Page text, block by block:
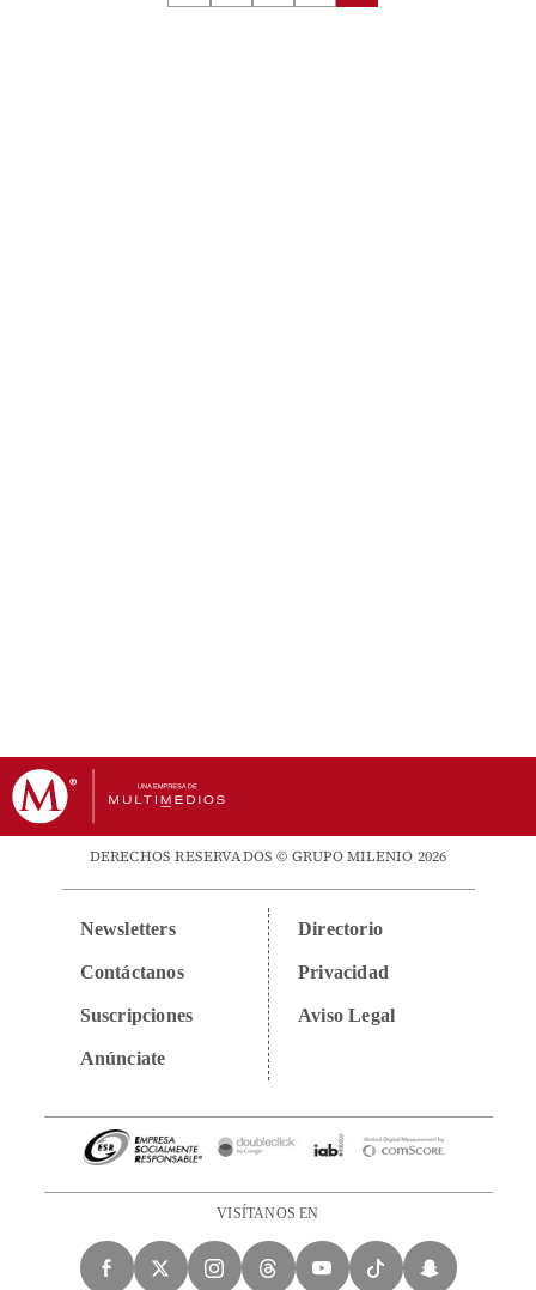
DERECHOS RESERVADOS © GRUPO MILENIO 2026
Newsletters
Contáctanos
Suscripciones
Anúnciate
Directorio
Privacidad
Aviso Legal
VISÍTANOS EN